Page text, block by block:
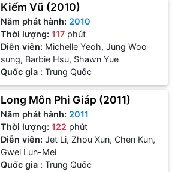
Kiếm Vũ (2010)
Năm phát hành: 2010
Thời lượng:117 phút
Diễn viên: Michelle Yeoh, Jung Woo-
sung, Barbie Hsu, Shawn Yue
Quốc gia : Trung Quốc
Long Môn Phi Giáp (2011)
Năm phát hành: 2011
Thời lượng:122 phút
Diễn viên:Jet Li, Zhou Xun, Chen Kun,
Gwei Lun-Mei
Quốc gia : Trung Quốc